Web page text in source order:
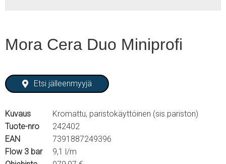
Mora Cera Duo Miniprofi
Etsi jälleenmyyjä
Kuvaus
Kromattu, paristokäyttöinen (sis.pariston)
Tuote-nro
242402
EAN
7391887249396
Flow 3 bar
9,1 l/m